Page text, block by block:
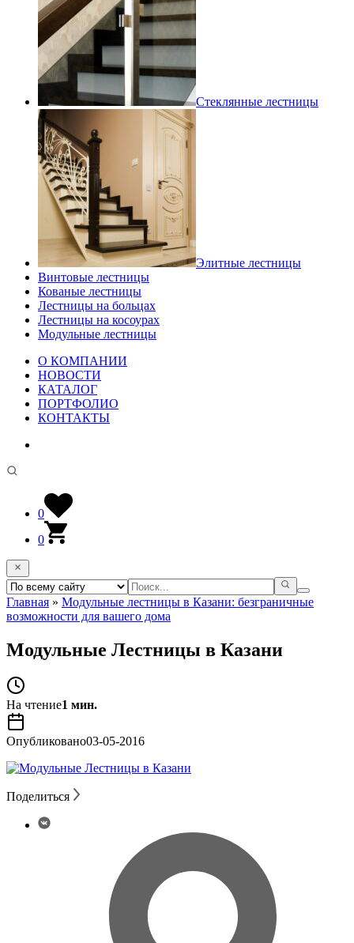
Стеклянные лестницы
Элитные лестницы
Винтовые лестницы
Кованые лестницы
Лестницы на больцах
Лестницы на косоурах
Модульные лестницы
О КОМПАНИИ
НОВОСТИ
КАТАЛОГ
ПОРТФОЛИО
КОНТАКТЫ
0
0
Главная » Модульные лестницы в Казани: безграничные
возможности для вашего дома
Модульные Лестницы в Казани
На чтение1 мин.
Опубликовано03-05-2016
Поделиться